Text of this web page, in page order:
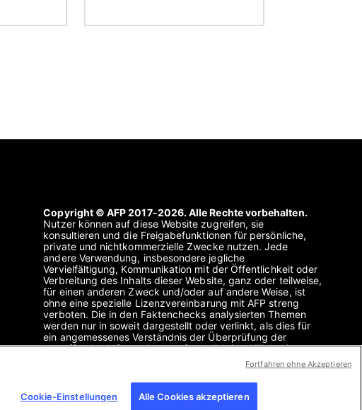
Copyright © AFP 2017-2026. Alle Rechte vorbehalten.
Nutzer können auf diese Website zugreifen, sie
konsultieren und die Freigabefunktionen für persönliche,
private und nichtkommerzielle Zwecke nutzen. Jede
andere Verwendung, insbesondere jegliche
Vervielfältigung, Kommunikation mit der Öffentlichkeit oder
Verbreitung des Inhalts dieser Website, ganz oder teilweise,
für einen anderen Zweck und/oder auf andere Weise, ist
ohne eine spezielle Lizenzvereinbarung mit AFP streng
verboten. Die in den Faktenchecks analysierten Themen
werden nur in soweit dargestellt oder verlinkt, als dies für
ein angemessenes Verständnis der Überprüfung der
betreffenden Informationen erforderlich ist. AFP besitzt
keine Lizenz für sie und übernimmt keine Verantwortung für
sie. AFP und ihr Logo sind eingetragene Marken.
Cookie-Einstellungen Alle Cookies akzeptieren
Fortfahren ohne Akzeptieren